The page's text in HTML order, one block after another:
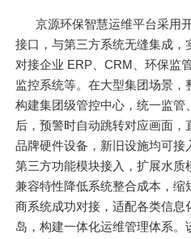
京源环保智慧运维平台采用
接口，与第三方系统无缝集成
对接企业 ERP、CRM、环保监
监控系统等。在大型集团场景，
构建集团级管控中心，统一监
后，预警时自动跳转对应画面
品牌硬件设备，新旧设施均可
第三方功能模块接入，扩展水
兼容特性降低系统整合成本，缩
商系统成功对接，适配各类信息
岛，构建一体化运维管理体系